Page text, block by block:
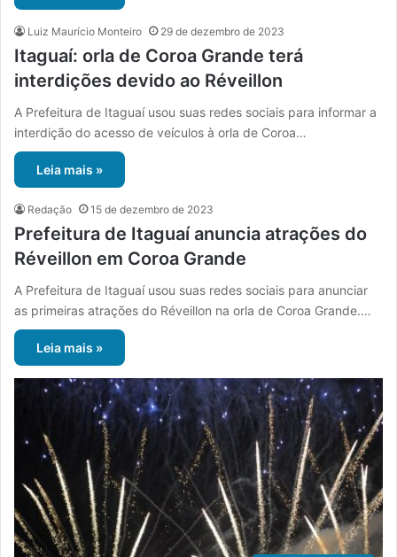
Luiz Maurício Monteiro 29 de dezembro de 2023
Itaguaí: orla de Coroa Grande terá
interdições devido ao Réveillon
A Prefeitura de Itaguaí usou suas redes sociais para informar a
interdição do acesso de veículos à orla de Coroa…
Leia mais »
Redação 15 de dezembro de 2023
Prefeitura de Itaguaí anuncia atrações do
Réveillon em Coroa Grande
A Prefeitura de Itaguaí usou suas redes sociais para anunciar
as primeiras atrações do Réveillon na orla de Coroa Grande.…
Leia mais »